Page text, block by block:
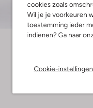
cookies zoals
Wil je je voorkeuren
toestemming ieder
indienen? Ga naar
Cookie-instellingen
Ontdek de look